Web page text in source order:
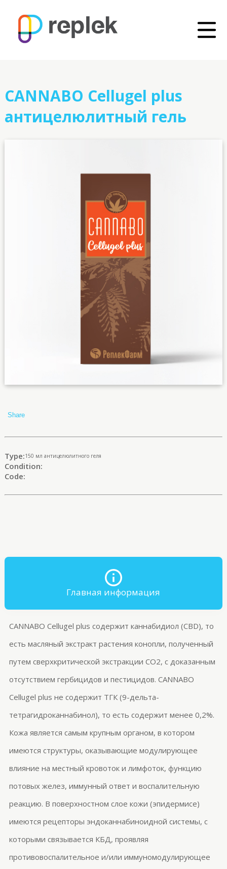
CANNABO Cellugel plus
антицелюлитный гель
Share
Type:150 мл антицелюлитного геля
Condition:
Code:
Главная информация
CANNABO Cellugel plus содержит каннабидиол (CBD), то
есть масляный экстракт растения конопли, полученный
путем сверхкритической экстракции CO2, с доказанным
отсутствием гербицидов и пестицидов. CANNABO
Cellugel plus не содержит ТГК (9-дельта-
тетрагидроканнабинол), то есть содержит менее 0,2%.
Кожа является самым крупным органом, в котором
имеются структуры, оказывающие модулирующее
влияние на местный кровоток и лимфоток, функцию
потовых желез, иммунный ответ и воспалительную
реакцию. В поверхностном слое кожи (эпидермисе)
имеются рецепторы эндоканнабиноидной системы, с
которыми связывается КБД, проявляя
противовоспалительное и/или иммуномодулирующее